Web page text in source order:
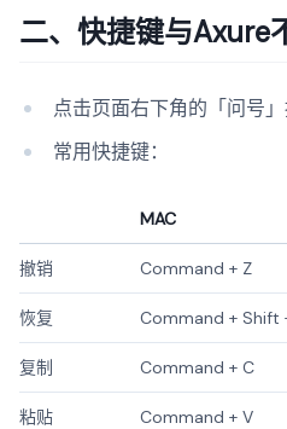
二、快捷键与Axure
点击页面右下角的「问号
常用快捷键：
MAC
撤销 Command + Z
恢复 Command + Shift
复制 Command + C
粘贴 Command + V